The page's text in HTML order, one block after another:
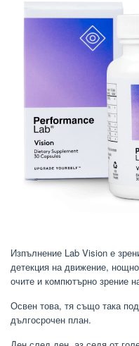
Изпълнение Lab Vision е
детекция на движение,
очите и компютърно зрение
Освен това, тя също така
дългосрочен план.